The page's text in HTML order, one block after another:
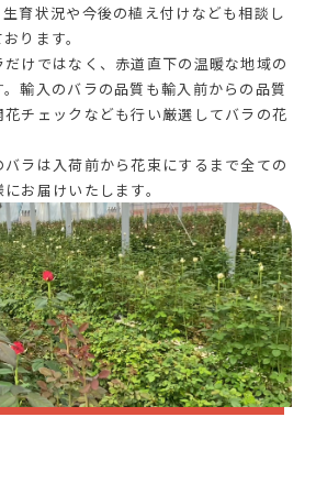
育状況や今後の植え付けなども相談し
ります。
けではなく、赤道直下の温暖な地域の
輸入のバラの品質も輸入前からの品質
チェックなども行い厳選してバラの花
ラは入荷前から花束にするまで全ての
お届けいたします。